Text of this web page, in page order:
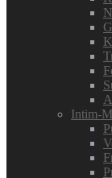
Intim-